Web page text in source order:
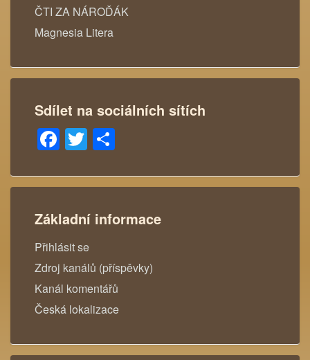
ČTI ZA NÁROĎÁK
Magnesia Litera
Sdílet na sociálních sítích
Facebook
Twitter
Základní informace
Přihlásit se
Zdroj kanálů (příspěvky)
Kanál komentářů
Česká lokalizace